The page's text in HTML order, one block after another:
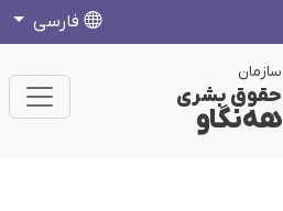
فارسی
سازمان
حقوق بشری
هەنگاو